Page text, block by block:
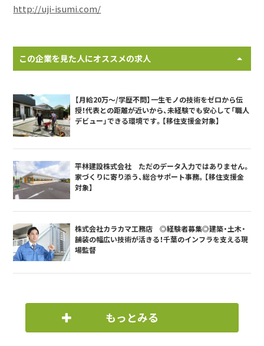
http://uji-isumi.com/
この企業を見た人にオススメの求人
【月給20万〜/学歴不問】一生モノの技術をゼロから伝
授！代表との距離が近いから、未経験でも安心して「職人
デビュー」できる環境です。【移住支援金対象】
平林建設株式会社 ただのデータ入力ではありません。
家づくりに寄り添う、総合サポート事務。【移住支援金
対象】
株式会社カラカマ工務店 ◎経験者募集◎建築・土木・
舗装の幅広い技術が活きる！千葉のインフラを支える現
場監督
もっとみる